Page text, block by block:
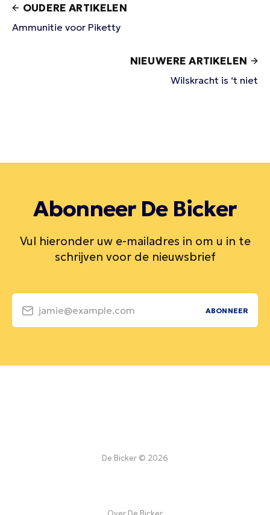
OUDERE ARTIKELEN
Ammunitie voor Piketty
NIEUWERE ARTIKELEN
Wilskracht is ‘t niet
Abonneer De Bicker
Vul hieronder uw e-mailadres in om u in te
schrijven voor de nieuwsbrief
jamie@example.com ABONNEER
De Bicker © 2026